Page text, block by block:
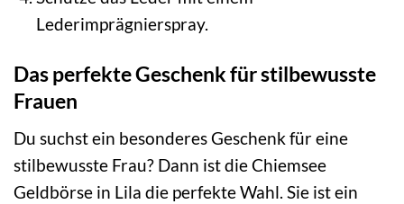
Lederimprägnierspray.
Das perfekte Geschenk für stilbewusste
Frauen
Du suchst ein besonderes Geschenk für eine
stilbewusste Frau? Dann ist die Chiemsee
Geldbörse in Lila die perfekte Wahl. Sie ist ein